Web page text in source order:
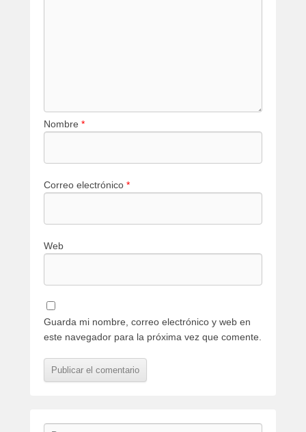
Nombre *
Correo electrónico *
Web
Guarda mi nombre, correo electrónico y web en
este navegador para la próxima vez que comente.
Buscar